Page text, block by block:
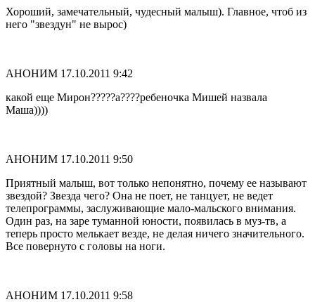
Хороший, замечательный, чудесный малыш). Главное, чтоб из
него "звездун" не вырос)
АНОНИМ 17.10.2011 9:42
какой еще Мирон?????а????ребеночка Мишей назвала
Маша))))
АНОНИМ 17.10.2011 9:50
Приятный малыш, вот только непонятно, почему ее называют
звездой? Звезда чего? Она не поет, не танцует, не ведет
телепрограммы, заслуживающие мало-мальского внимания.
Один раз, на заре туманной юности, появилась в муз-тв, а
теперь просто мелькает везде, не делая ничего значительного.
Все повернуто с головы на ноги.
АНОНИМ 17.10.2011 9:58